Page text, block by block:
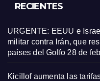
RECIENTES
URGENTE: EEUU e
militar contra Irán, que
países del Golfo 28 de
Kicillof aumenta las